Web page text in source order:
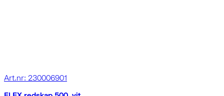
Art.nr: 230006901